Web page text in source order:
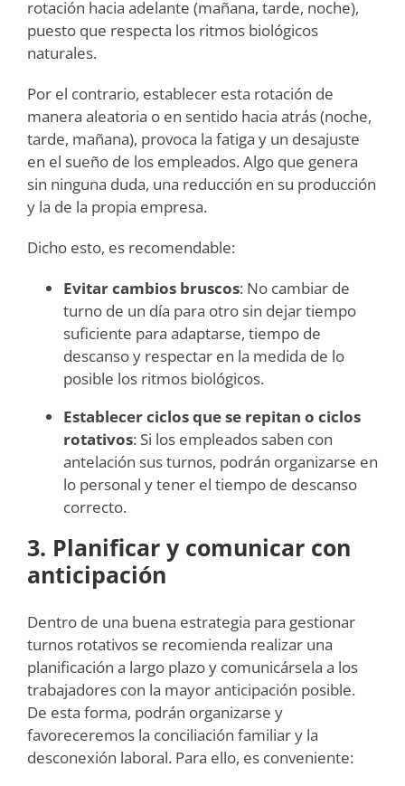
rotación hacia adelante (mañana, tarde, noche),
puesto que respecta los ritmos biológicos
naturales.
Por el contrario, establecer esta rotación de
manera aleatoria o en sentido hacia atrás (noche,
tarde, mañana), provoca la fatiga y un desajuste
en el sueño de los empleados. Algo que genera
sin ninguna duda, una reducción en su producción
y la de la propia empresa.
Dicho esto, es recomendable:
Evitar cambios bruscos: No cambiar de
turno de un día para otro sin dejar tiempo
suficiente para adaptarse, tiempo de
descanso y respectar en la medida de lo
posible los ritmos biológicos.
Establecer ciclos que se repitan o ciclos
rotativos: Si los empleados saben con
antelación sus turnos, podrán organizarse en
lo personal y tener el tiempo de descanso
correcto.
3. Planificar y comunicar con
anticipación
Dentro de una buena estrategia para gestionar
turnos rotativos se recomienda realizar una
planificación a largo plazo y comunicársela a los
trabajadores con la mayor anticipación posible.
De esta forma, podrán organizarse y
favoreceremos la conciliación familiar y la
desconexión laboral. Para ello, es conveniente: